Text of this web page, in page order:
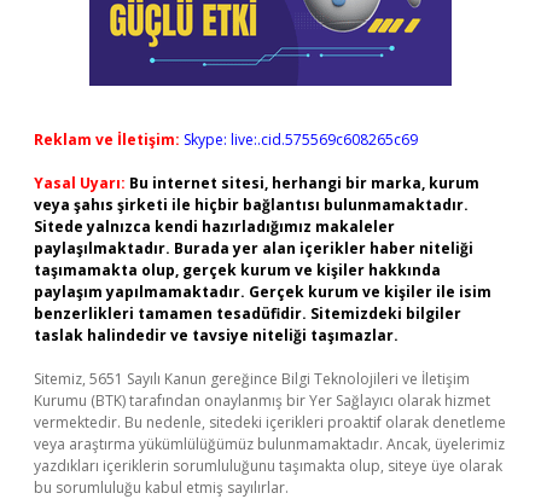
Reklam ve İletişim: Skype: live:.cid.575569c608265c69
Yasal Uyarı: Bu internet sitesi, herhangi bir marka, kurum
veya şahıs şirketi ile hiçbir bağlantısı bulunmamaktadır.
Sitede yalnızca kendi hazırladığımız makaleler
paylaşılmaktadır. Burada yer alan içerikler haber niteliği
taşımamakta olup, gerçek kurum ve kişiler hakkında
paylaşım yapılmamaktadır. Gerçek kurum ve kişiler ile isim
benzerlikleri tamamen tesadüfidir. Sitemizdeki bilgiler
taslak halindedir ve tavsiye niteliği taşımazlar.
Sitemiz, 5651 Sayılı Kanun gereğince Bilgi Teknolojileri ve İletişim
Kurumu (BTK) tarafından onaylanmış bir Yer Sağlayıcı olarak hizmet
vermektedir. Bu nedenle, sitedeki içerikleri proaktif olarak denetleme
veya araştırma yükümlülüğümüz bulunmamaktadır. Ancak, üyelerimiz
yazdıkları içeriklerin sorumluluğunu taşımakta olup, siteye üye olarak
bu sorumluluğu kabul etmiş sayılırlar.